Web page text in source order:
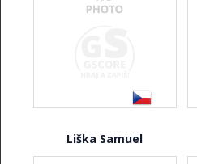
Liška Samuel